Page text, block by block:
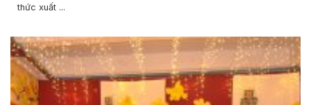
thức xuất ...